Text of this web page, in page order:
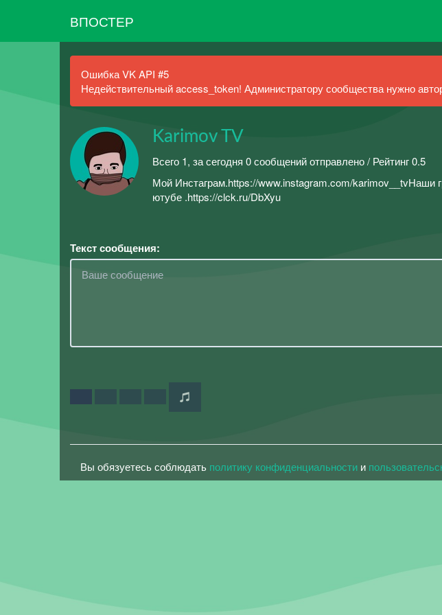
ВПОСТЕР
Ошибка VK API #5
Недействительный access_token! Администратору сообщества нужно
Karimov TV
Всего 1, за сегодня 0 сообщений отправлено / Рейтинг 0.5
Мой Инстаграм.https://www.instagram.com/karimov__tvНаши
ютубе .https://clck.ru/DbXyu
Текст сообщения:
Вы обязуетесь соблюдать политику конфиденциальности и